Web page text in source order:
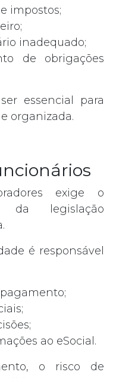
impostos;
inadequado;
de obrigações
essencial para
organizada.
exige o
da legislação
é responsável
ao eSocial.
o risco de